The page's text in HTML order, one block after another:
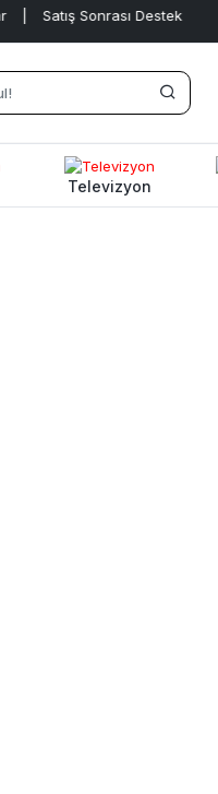
| Satış Sonrası Destek |
Televizyon